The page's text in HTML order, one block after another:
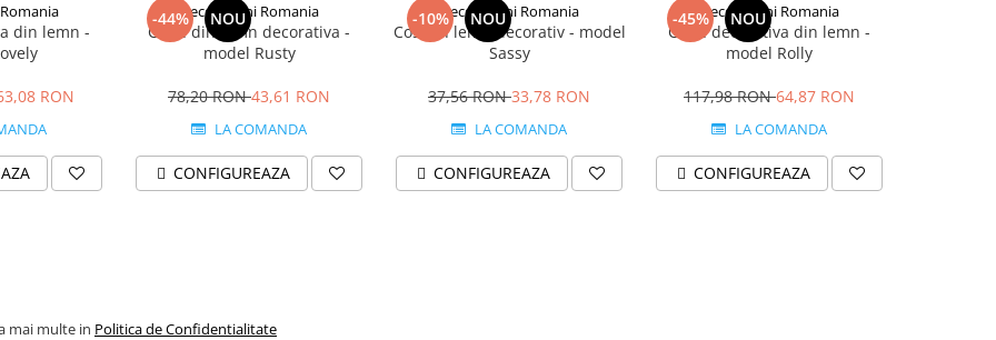
din lemn -
RON
-44% NOU
Decoratiuni Romania
Cutie din lemn decorativa -
model Rusty
78,20 RON43,61 RON
LA COMANDA
CONFIGUREAZA
-10% NOU
Decoratiuni Romania
Cos din lemn decorativ - model
Sassy
37,56 RON33,78 RON
LA COMANDA
CONFIGUREAZA
-45% NOU
Decoratiuni Romania
Cutie decorativa din lemn -
model Rolly
117,98 RON64,87 RON
LA COMANDA
CONFIGUREAZA
mai multe in Politica de Confidentialitate